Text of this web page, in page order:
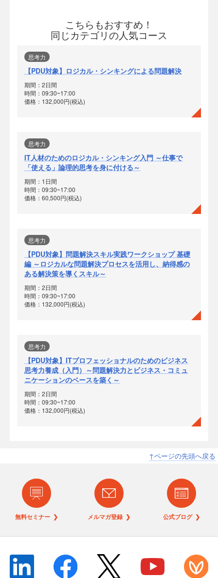
こちらもおすすめ！
同じカテゴリの人気コース
思考力
【PDU対象】ロジカル・シンキングによる問題解決
期間：2日間
時間：09:30~17:00
価格：132,000円(税込)
思考力
IT人材のためのロジカル・シンキング入門 ～仕事で
「使える」論理的思考を身に付ける～
期間：1日間
時間：09:30~17:00
価格：60,500円(税込)
思考力
【PDU対象】問題解決スキル実践ワークショップ 基礎
編 ～ロジカルな問題解決プロセスを活用し、納得感の
ある解決策を導くスキル～
期間：2日間
時間：09:30~17:00
価格：132,000円(税込)
思考力
【PDU対象】ITプロフェッショナルのためのビジネス
思考力養成（入門）～問題解決力とビジネス・コミュ
ニケーションのベースを築く～
期間：2日間
時間：09:30~17:00
価格：132,000円(税込)
↑ページの先頭へ戻る
無料セミナー ❯ メルマガ登録 ❯ 公式ブログ ❯